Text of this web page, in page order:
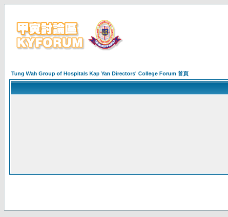
Tung Wah Group of Hospitals Kap Yan Directors' College Forum 首頁